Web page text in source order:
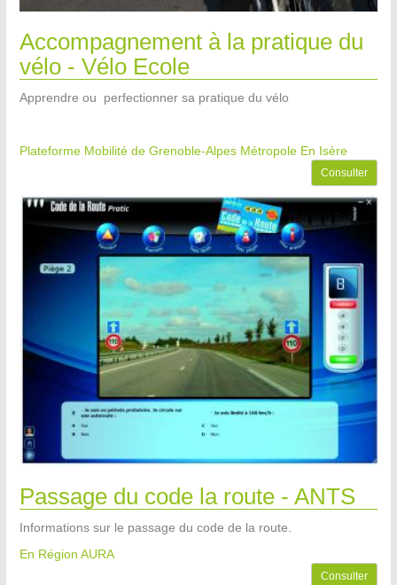
Accompagnement à la pratique du
vélo - Vélo Ecole
Apprendre ou perfectionner sa pratique du vélo
Plateforme Mobilité de Grenoble-Alpes Métropole En Isère
Consulter
Passage du code la route - ANTS
Informations sur le passage du code de la route.
En Région AURA
Consulter